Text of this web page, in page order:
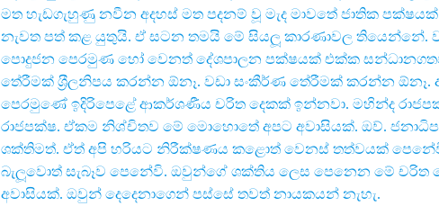
මත හැඩගැහුණු නවීන අදහස් මත පදනම් වූ මැද මාවතේ ජාතික පක්ෂයක්
නැවත පත් කළ යුතුයි. ඒ සටන තමයි මේ සියලූ කාරණාවල තියෙන්නේ.
පොදුජන පෙරමුණ හෝ වෙනත් දේශපාලන පක්ෂයක් එක්ක
තේරීමක් ශ‍්‍රීලනිපය කරන්න ඕනෑ. වඩා සංකීර්ණ තේරීමක් කරන්න ඕනෑ.
පෙරමුණේ ඉදිරිපෙළේ ආකර්ශණීය චරිත දෙකක් ඉන්නවා. මහින්ද
රාජපක්ෂ. ඒකම නිශ්චිතව මේ මොහොතේ අපට අවාසියක්. ඔව්.
ශක්තිමත්. ඒත් අපි හරියට නිරීක්ෂණය කළොත් වෙනස් තත්වයක්
බැලූවොත් සැබෑව පෙනේවි. ඔවුන්ගේ ශක්තිය ලෙස පෙනෙන මේ චරිත
අවාසියක්. ඔවුන් දෙදෙනාගෙන් පස්සේ තවත් නායකයන් නැහැ.